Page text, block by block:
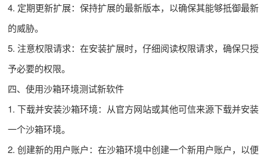
4. 定期更新扩展：保持扩展的最新版本，以确保其能够抵御最新
的威胁。
5. 注意权限请求：在安装扩展时，仔细阅读权限请求，确保只授
予必要的权限。
四、使用沙箱环境测试新软件
1. 下载并安装沙箱环境：从官方网站或其他可信来源下载并安装
一个沙箱环境。
2. 创建新的用户账户：在沙箱环境中创建一个新用户账户，以便